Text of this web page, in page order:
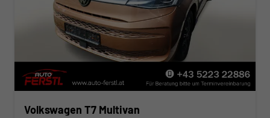
Volkswagen T7 Multivan